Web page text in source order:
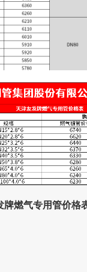
牌燃气专用管价格